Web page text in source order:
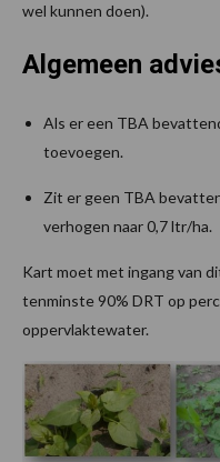
wel kunnen doen).
Algemeen
Als er een TBA
toevoegen.
Zit er geen TBA
verhogen naar 0,7 ltr/ha.
Kart moet met ingang van
tenminste 90% DRT op
oppervlaktewater.